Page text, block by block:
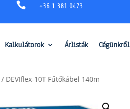
 +36 1 381 0473
Kalkulátorok Árlisták Cégünkről
/ DEVIflex-10T Fűtőkábel 140m